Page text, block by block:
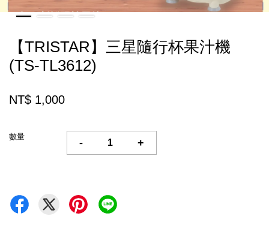
【TRISTAR】三星隨行杯果汁機
(TS-TL3612)
NT$ 1,000
數量
- +